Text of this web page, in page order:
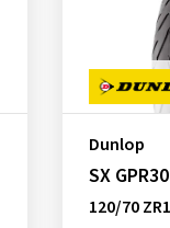
Dunlop
SX
120/70